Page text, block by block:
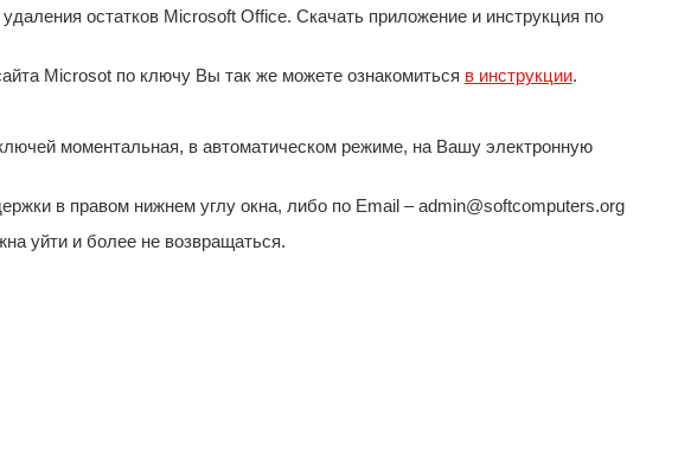
остатков Microsoft Office. Скачать приложение и инструкция по
Microsot по ключу Вы так же можете ознакомиться в инструкции.
моментальная, в автоматическом режиме, на Вашу электронную
в правом нижнем углу окна, либо по Email – admin@softcomputers.org
уйти и более не возвращаться.